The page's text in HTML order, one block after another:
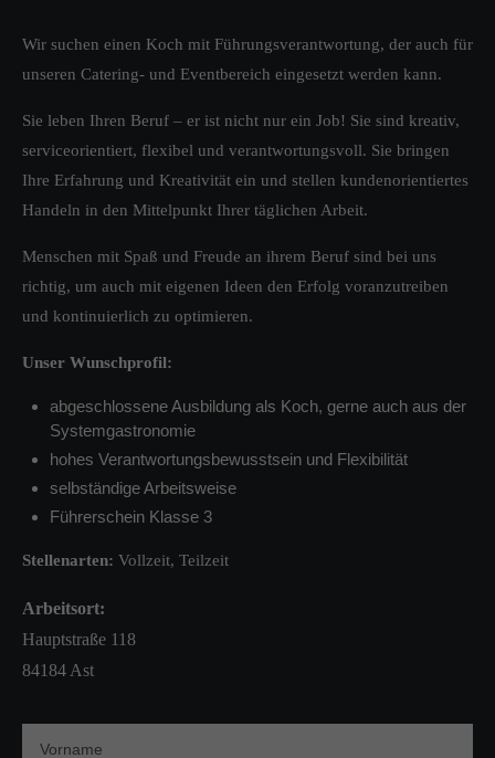
Wir suchen einen Koch mit Führungsverantwortung, der auch für
unseren Catering- und Eventbereich eingesetzt werden kann.
Sie leben Ihren Beruf – er ist nicht nur ein Job! Sie sind kreativ,
serviceorientiert, flexibel und verantwortungsvoll. Sie bringen
Ihre Erfahrung und Kreativität ein und stellen kundenorientiertes
Handeln in den Mittelpunkt Ihrer täglichen Arbeit.
Menschen mit Spaß und Freude an ihrem Beruf sind bei uns
richtig, um auch mit eigenen Ideen den Erfolg voranzutreiben
und kontinuierlich zu optimieren.
Unser Wunschprofil:
abgeschlossene Ausbildung als Koch, gerne auch aus der
Systemgastronomie
hohes Verantwortungsbewusstsein und Flexibilität
selbständige Arbeitsweise
Führerschein Klasse 3
Stellenarten: Vollzeit, Teilzeit
Arbeitsort:
Hauptstraße 118
84184 Ast